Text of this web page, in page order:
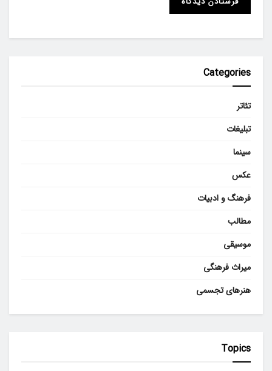
Categories
تئاتر
تبلیغات
سینما
عکس
فرهنگ و ادبیات
مطالب
موسیقی
میراث فرهنگی
هنرهای تجسمی
Topics